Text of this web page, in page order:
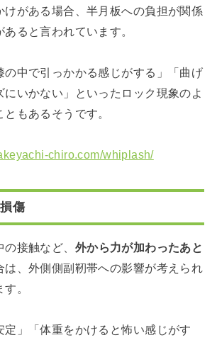
けがある場合、半月板への負担が関係
ると言われています。
の中で引っかかる感じがする」「曲げ
にいかない」といったロック現象のよ
もあるそうです。
chiro.com/whiplash/
傷
接触など、 外から力が加わったあと
は、外側側副靭帯への影響が考えられ
。
定」「体重をかけると怖い感じがす